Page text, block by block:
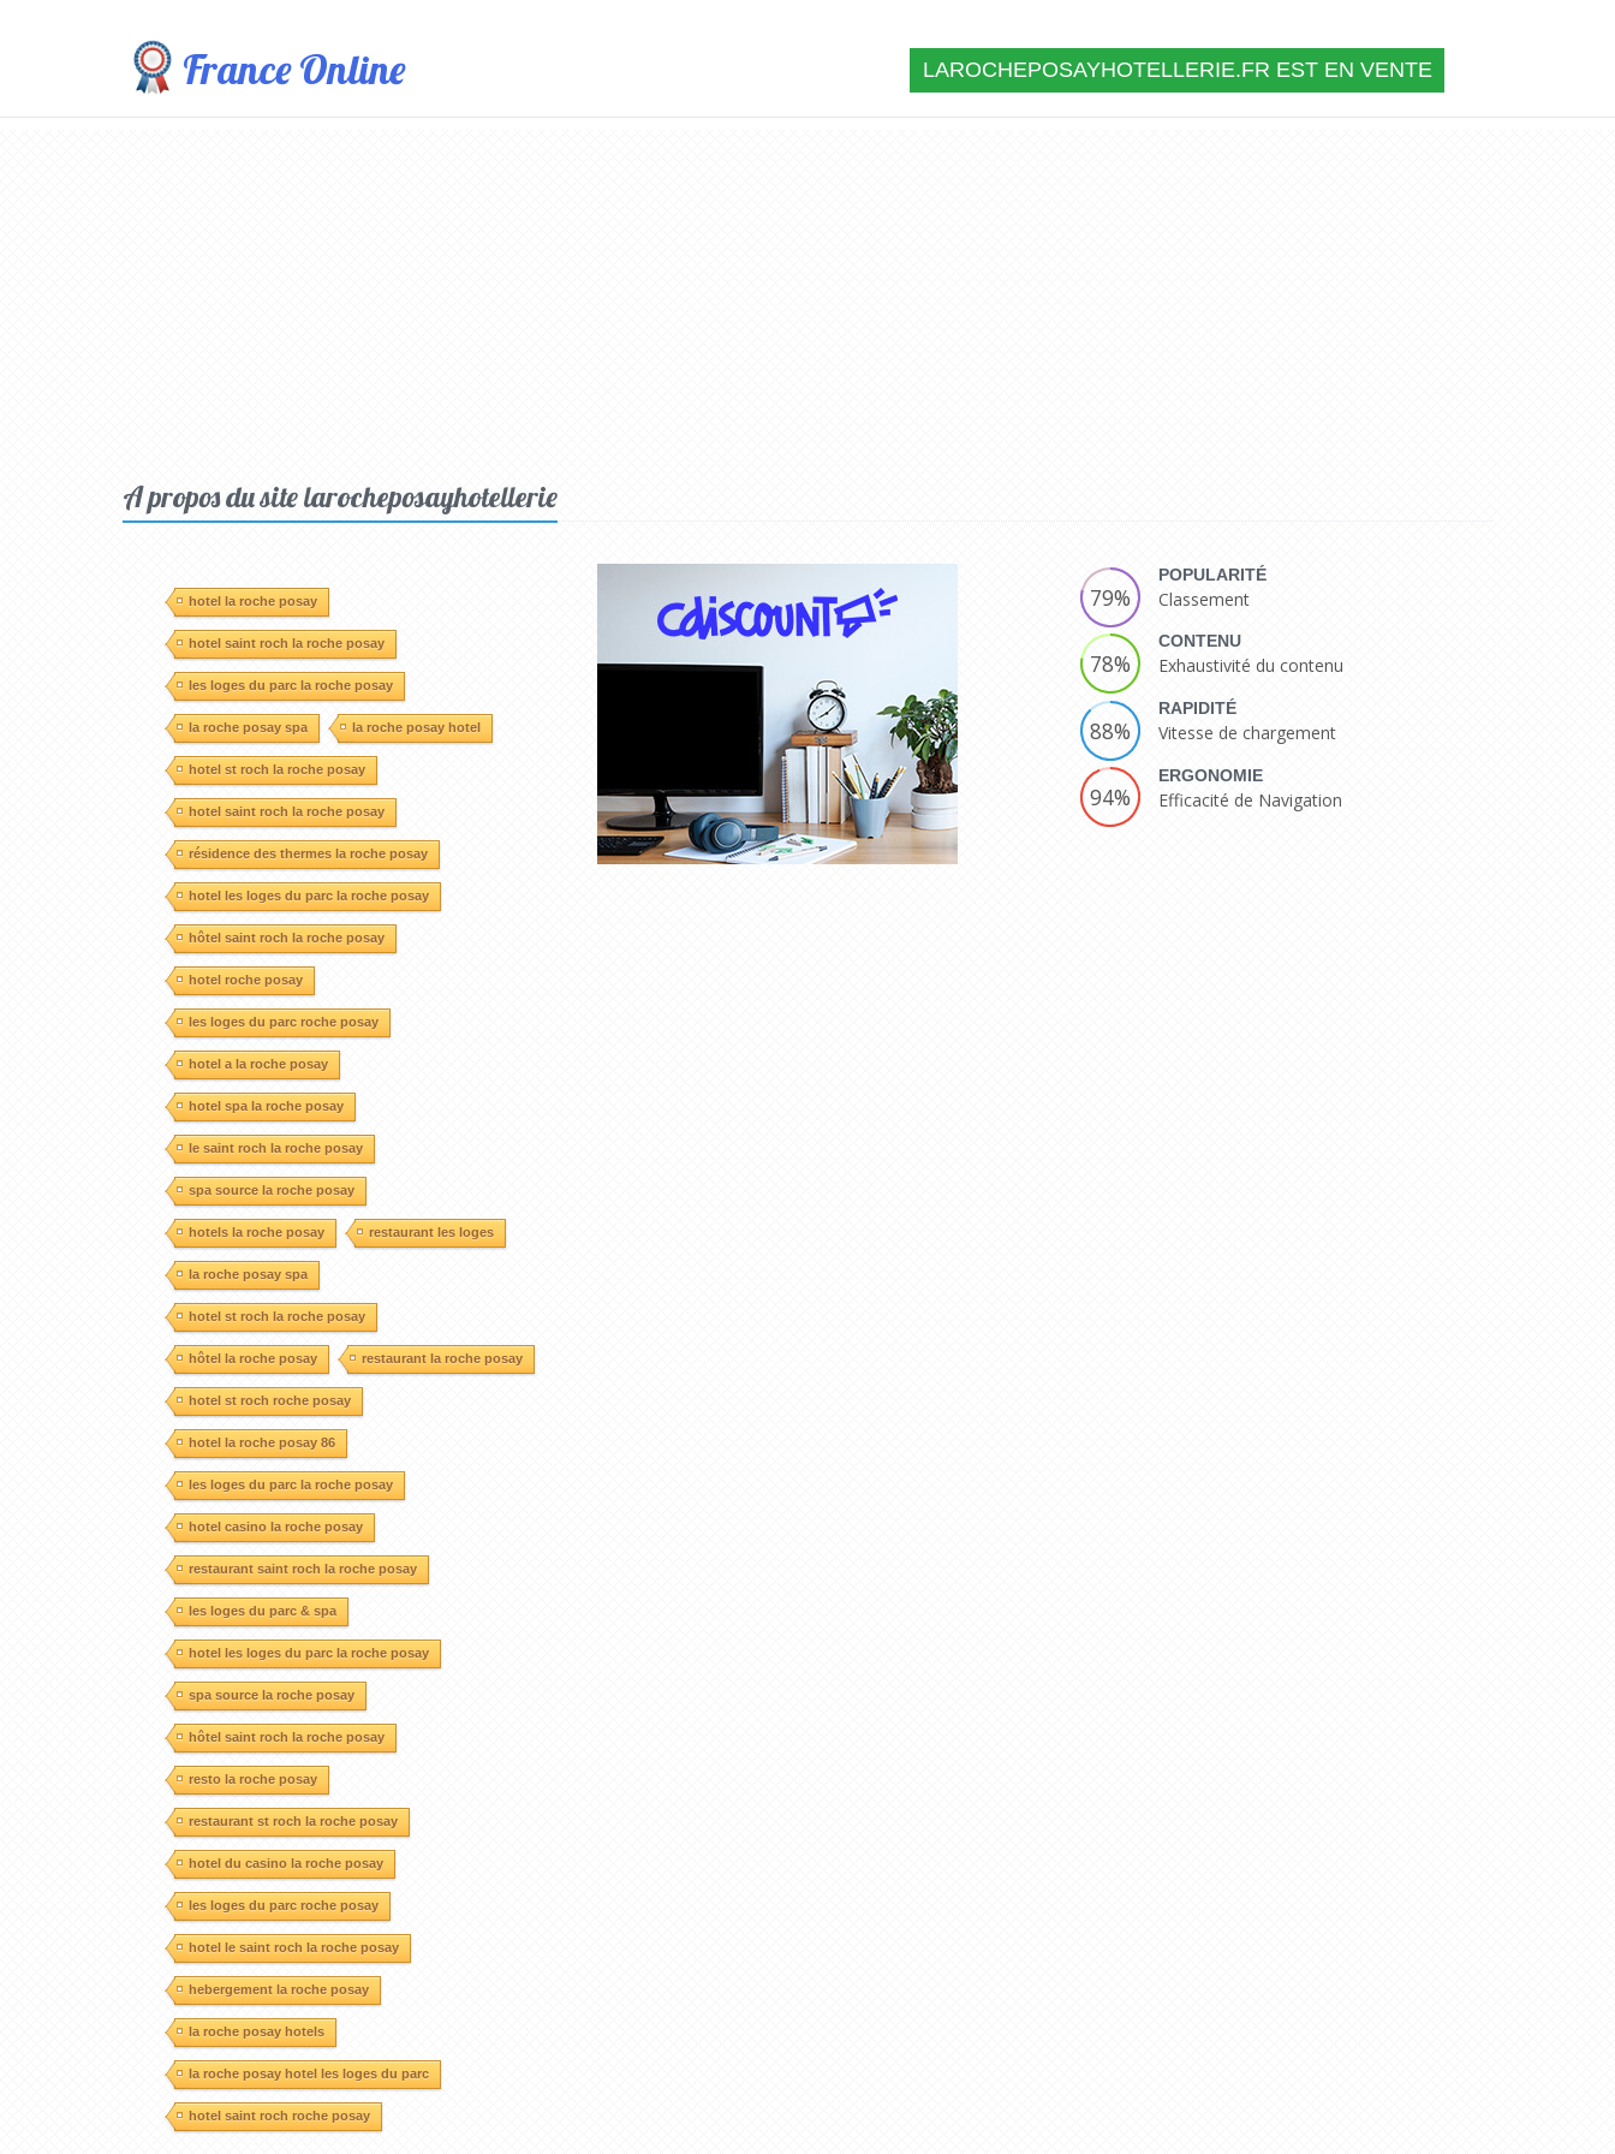
France Online LAROCHEPOSAYHOTELLERIE.FR EST EN VENTE
A propos du site larocheposayhotellerie
hotel la roche posay
hotel saint roch la roche posay
les loges du parc la roche posay
la roche posay spa la roche posay hotel
hotel st roch la roche posay
hotel saint roch la roche posay
résidence des thermes la roche posay
hotel les loges du parc la roche posay
hôtel saint roch la roche posay
hotel roche posay
les loges du parc roche posay
hotel a la roche posay
hotel spa la roche posay
le saint roch la roche posay
spa source la roche posay
hotels la roche posay restaurant les loges
la roche posay spa
hotel st roch la roche posay
hôtel la roche posay restaurant la roche posay
hotel st roch roche posay
hotel la roche posay 86
les loges du parc la roche posay
hotel casino la roche posay
restaurant saint roch la roche posay
les loges du parc & spa
hotel les loges du parc la roche posay
spa source la roche posay
hôtel saint roch la roche posay
resto la roche posay
restaurant st roch la roche posay
hotel du casino la roche posay
les loges du parc roche posay
hotel le saint roch la roche posay
hebergement la roche posay
la roche posay hotels
la roche posay hotel les loges du parc
hotel saint roch roche posay
79%
POPULARITÉ
Classement
78%
CONTENU
Exhaustivité du contenu
88%
RAPIDITÉ
Vitesse de chargement
94%
ERGONOMIE
Efficacité de Navigation